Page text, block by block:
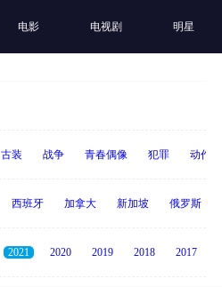
电影 电视剧 明星
古装 战争 青春偶像 犯罪 动作
西班牙 加拿大 新加坡 俄罗斯
2021 2020 2019 2018 2017